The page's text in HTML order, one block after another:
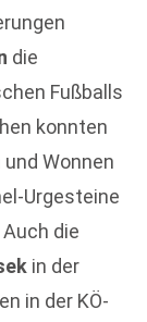
die
Fußballs
konnten
Wonnen
Urgesteine
Auch die
in der
in der KÖ-